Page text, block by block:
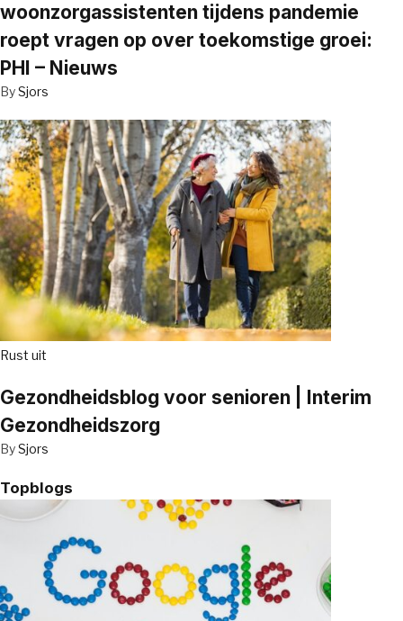
woonzorgassistenten tijdens pandemie
roept vragen op over toekomstige groei:
PHI – Nieuws
BySjors
Rust uit
Gezondheidsblog voor senioren | Interim
Gezondheidszorg
BySjors
Topblogs